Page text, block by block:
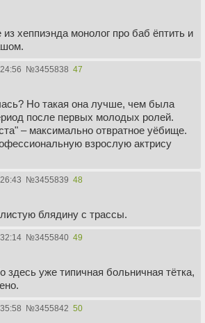
хеппиэнда монолог про баб ёптить и
№3455838 47
Но такая она лучше, чем была
после первых молодых ролей.
– максимально отвратное уёбище.
взрослую актрису
№3455839 48
блядину с трассы.
№3455840 49
здесь уже типичная больничная тётка,
№3455842 50